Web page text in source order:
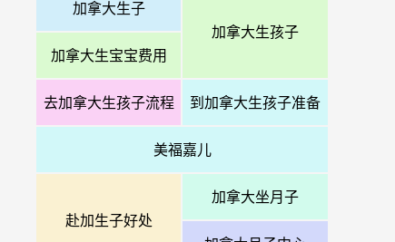
加拿大生子
加拿大生孩子
加拿大生宝宝费用
去加拿大生孩子流程 到加拿大生孩子准备
美福嘉儿
赴加生子好处
加拿大坐月子